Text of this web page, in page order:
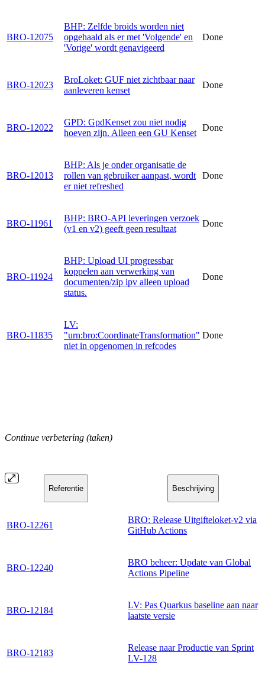
BRO-12075
BHP: Zelfde broids worden niet
opgehaald als er met 'Volgende' en
'Vorige' wordt genavigeerd
Done
BRO-12023
BroLoket: GUF niet zichtbaar naar
aanleveren kenset
Done
BRO-12022
GPD: GpdKenset zou niet nodig
hoeven zijn. Alleen een GU Kenset
Done
BRO-12013
BHP: Als je onder organisatie de
rollen van gebruiker aanpast, wordt
er niet refreshed
Done
BRO-11961
BHP: BRO-API leveringen verzoek
(v1 en v2) geeft geen resultaat
Done
BRO-11924
BHP: Upload UI progressbar
koppelen aan verwerking van
documenten/zip ipv alleen upload
status.
Done
BRO-11835
LV:
"urn:bro:CoordinateTransformation"
niet in opgenomen in refcodes
Done
Continue verbetering (taken)
Referentie Beschrijving
BRO-12261
BRO: Release Uitgifteloket-v2 via
GitHub Actions
BRO-12240
BRO beheer: Update van Global
Actions Pipeline
BRO-12184
LV: Pas Quarkus baseline aan naar
laatste versie
BRO-12183
Release naar Productie van Sprint
LV-128